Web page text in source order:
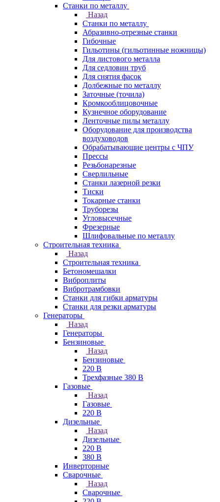
Станки по металлу
Назад
Станки по металлу
Абразивно-отрезные станки
Гибочные
Гильотины (гильотинные ножницы)
Для листового металла
Для седловин труб
Для снятия фасок
Долбежные по металлу
Заточные (точила)
Кромкооблицовочные
Кузнечное оборудование
Ленточные пилы металлу
Оборудование для производства
воздуховодов
Обрабатывающие центры с ЧПУ
Прессы
Резьбонарезные
Сверлильные
Станки лазерной резки
Тиски
Токарные станки
Труборезы
Угловысечные
Фрезерные
Шлифовальные по металлу
Строительная техника
Назад
Строительная техника
Бетономешалки
Виброплиты
Вибротрамбовки
Станки для гибки арматуры
Станки для резки арматуры
Генераторы
Назад
Генераторы
Бензиновые
Назад
Бензиновые
220 В
Трехфазные 380 В
Газовые
Назад
Газовые
220 В
Дизельные
Назад
Дизельные
220 В
380 В
Инверторные
Сварочные
Назад
Сварочные